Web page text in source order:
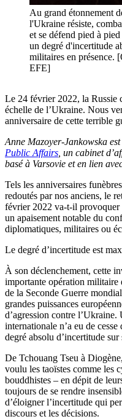
Au grand étonnement
l'Ukraine résiste,
et se défend pied à
un degré d'incertitude
militaires en
EFE]
Le 24 février 2022, la Russie
échelle de l’Ukraine. Nous
anniversaire de cette terrible
Anne Mazoyer-Jankowska
Public Affairs , un cabinet
basé à Varsovie et en lien
Tels les anniversaires
redoutés par nos anciens, le
février 2022 va-t-il provoquer
un apaisement notable du
diplomatiques, militaires ou
Le degré d’incertitude est
À son déclenchement, cette
importante opération militaire
de la Seconde Guerre
grandes puissances
d’agression contre
internationale n’a eu de
degré absolu d’incertitude sur
De Tchouang Tseu à
voulu les taoïstes comme les
bouddhistes – en dépit de
toujours de se rendre
d’éloigner l’incertitude qui
discours et les décisions.